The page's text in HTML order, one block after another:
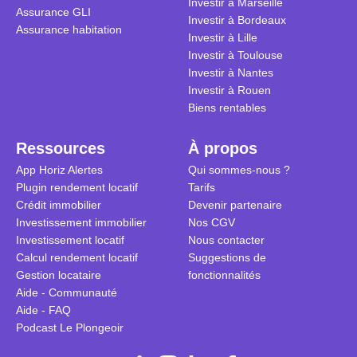
Assurance GLI
Assurance habitation
Investir à Bordeaux
Investir à Lille
Investir à Toulouse
Investir à Nantes
Investir à Rouen
Biens rentables
Ressources
App Horiz Alertes
Plugin rendement locatif
Crédit immobilier
Investissement immobilier
Investissement locatif
Calcul rendement locatif
Gestion locataire
Aide - Communauté
Aide - FAQ
Podcast Le Plongeoir
À propos
Qui sommes-nous ?
Tarifs
Devenir partenaire
Nos CGV
Nous contacter
Suggestions de
fonctionnalités